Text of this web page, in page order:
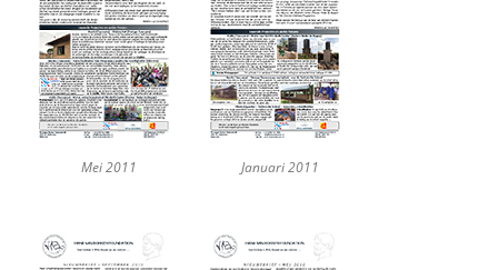
Mei 2011 Januari 2011